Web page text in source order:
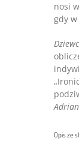
nosi
gdy
Opis ze